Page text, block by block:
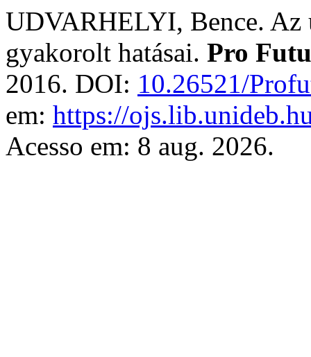
UDVARHELYI, Bence. Az
gyakorolt hatásai. Pro
2016. DOI: 10.26521/
em: https://
Acesso em: 8 aug. 2026.